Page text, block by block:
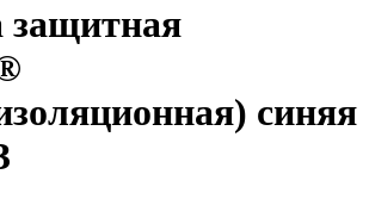
защитная
синяя